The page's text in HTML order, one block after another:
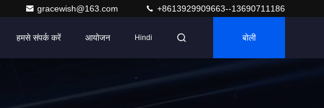
gracewish@163.com +8613929909663--13690711186
हमसे संपर्क करें आयोजन Hindi बोली